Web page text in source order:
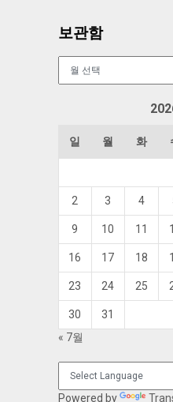
보관함
일 월 화
2 3 4
9 10 11
16 17 18
23 24 25
30
31
« 7월
Powered by